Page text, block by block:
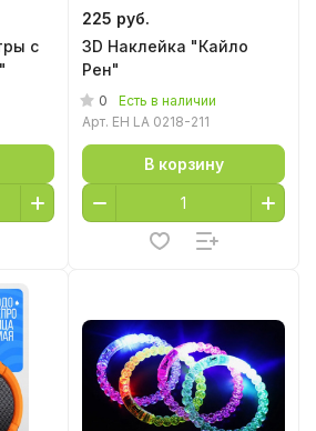
с
225 руб.
3D Наклейка "Кайло
Рен"
0
Есть в наличии
Арт. EH LA 0218-211
В корзину